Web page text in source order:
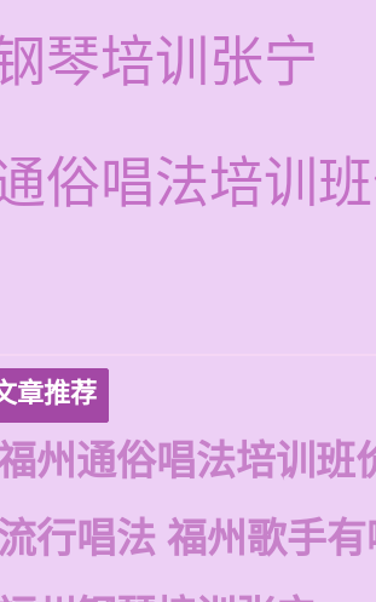
琴培训张宁
俗唱法培训
章推荐
州通俗唱法培训班
行唱法 福州歌手